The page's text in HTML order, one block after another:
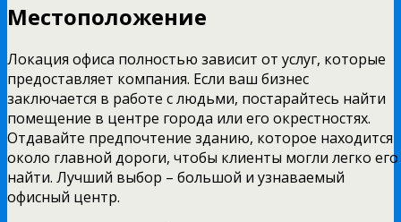
Местоположение
Локация офиса полностью зависит от услуг, которые
предоставляет компания. Если ваш бизнес
заключается в работе с людьми, постарайтесь найти
помещение в центре города или его окрестностях.
Отдавайте предпочтение зданию, которое находится
около главной дороги, чтобы клиенты могли легко его
найти. Лучший выбор – большой и узнаваемый
офисный центр.